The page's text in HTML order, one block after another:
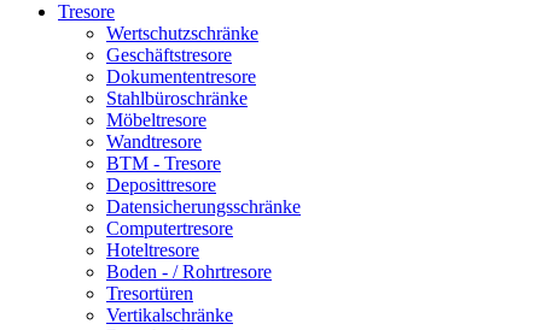
Tresore
Wertschutzschränke
Geschäftstresore
Dokumententresore
Stahlbüroschränke
Möbeltresore
Wandtresore
BTM - Tresore
Deposittresore
Datensicherungsschränke
Computertresore
Hoteltresore
Boden - / Rohrtresore
Tresortüren
Vertikalschränke